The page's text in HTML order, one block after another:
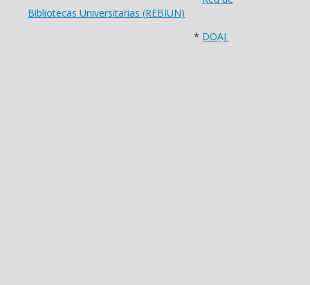
Bibliotecas Universitarias (REBIUN)
* DOAJ